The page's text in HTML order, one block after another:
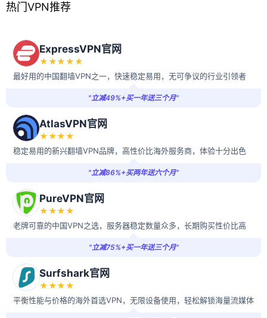
热门VPN推荐
ExpressVPN官网
★★★★★
最好用的中国翻墙VPN之一，快速稳定易用，无可争议的行业引领者
"立减49%+买一年送三个月"
AtlasVPN官网
★★★★
稳定易用的新兴翻墙VPN品牌，高性价比海外服务商，体验十分出色
"立减86%+买两年送六个月"
PureVPN官网
★★★★
老牌可靠的中国VPN之选，服务器稳定数量众多，长期购买性价比高
"立减75%+买一年送三个月"
Surfshark官网
★★★★
平衡性能与价格的海外首选VPN，无限设备使用，轻松解锁海量流媒体